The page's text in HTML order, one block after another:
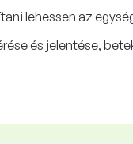
lehessen az
és jelentése,